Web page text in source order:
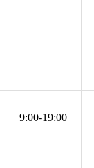
9:00-19:00